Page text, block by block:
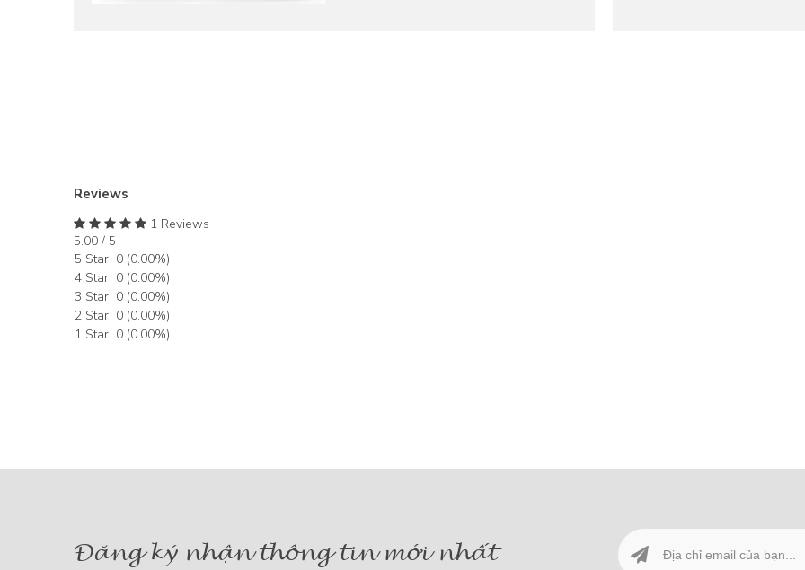
Reviews
1 Reviews
5.00 / 5
5 Star 0 (0.00%)
4 Star 0 (0.00%)
3 Star 0 (0.00%)
2 Star 0 (0.00%)
1 Star 0 (0.00%)
Đăng ký nhận thông tin mới nhất